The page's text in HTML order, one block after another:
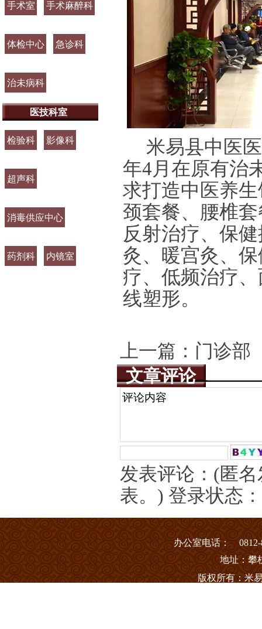
手术室 手术麻醉科
体检中心 急诊科
治未病科
医技科室
检验科 影像科
超声科
消毒供应中心
药剂科 内镜室
米易县中医医
年4月在原有治
求打造中医养
颈套餐、腰椎
反射治疗、保
灸、暖宫灸、
疗、低频治疗
线塑形。
上一篇： 门诊部
文章评论
发表评论：(匿
表。) 登录状态
办公室电话： 0812-
地址：攀
版权所有：米